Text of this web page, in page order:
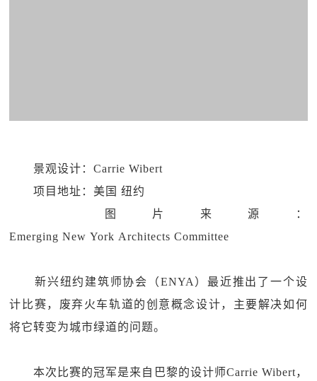
景观设计：Carrie Wibert
项目地址：美国 纽约
图片来源：
Emerging New York Architects Committee
新兴纽约建筑师协会（ENYA）最近推出了一个设
计比赛，废弃火车轨道的创意概念设计，主要解决如何
将它转变为城市绿道的问题。
本次比赛的冠军是来自巴黎的设计师Carrie Wibert，